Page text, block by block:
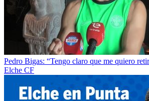
Pedro Bigas: “Tengo claro que me quiero
Elche CF